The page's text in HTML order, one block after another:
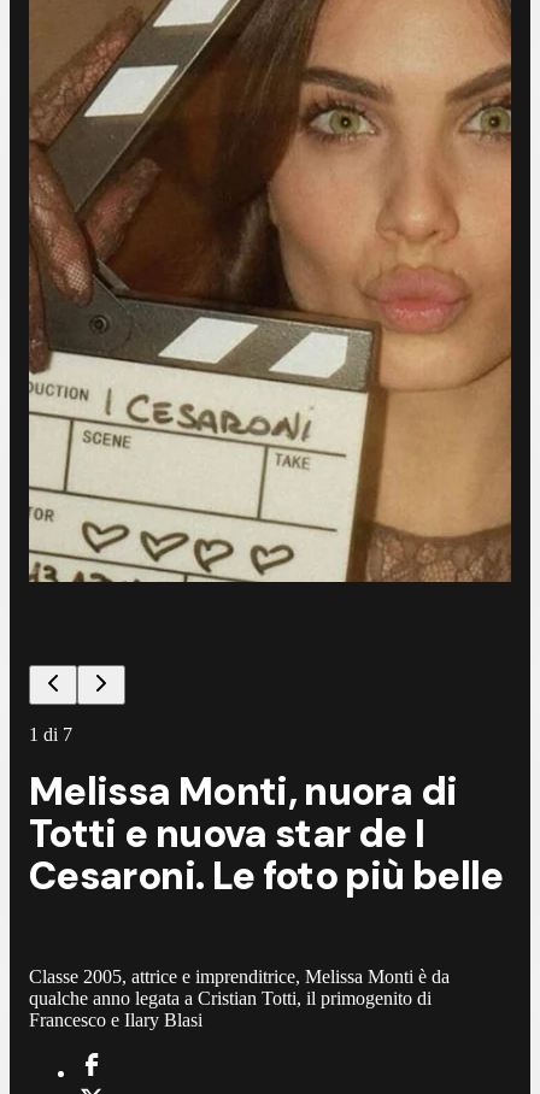
1 di 7
Melissa Monti, nuora di
Totti e nuova star de I
Cesaroni. Le foto più belle
Classe 2005, attrice e imprenditrice, Melissa Monti è da
qualche anno legata a Cristian Totti, il primogenito di
Francesco e Ilary Blasi